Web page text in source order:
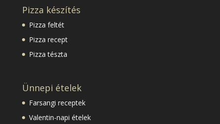
Pizza készítés
Pizza feltét
Pizza recept
Pizza tészta
Ünnepi ételek
Farsangi receptek
Valentin-napi ételek